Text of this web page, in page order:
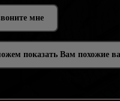
показать Вам похожие